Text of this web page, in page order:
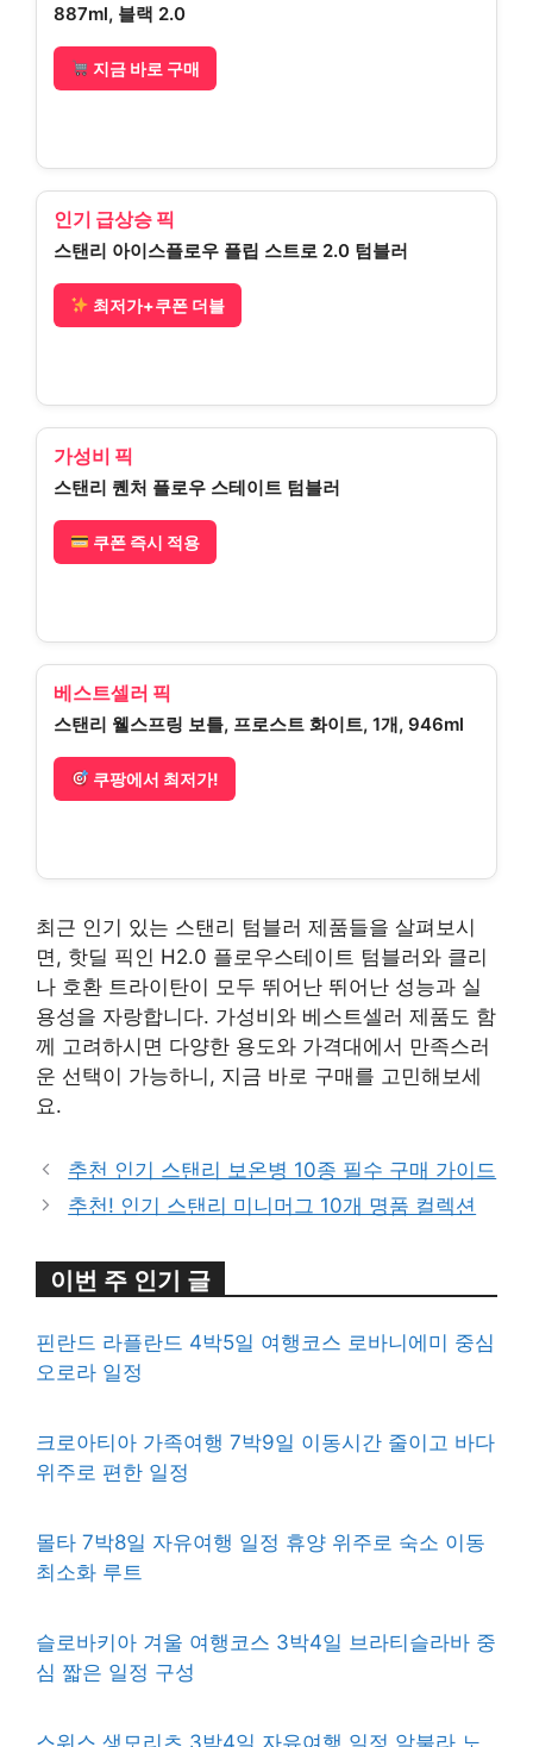
887ml, 블랙 2.0
지금 바로 구매
인기 급상승 픽
스탠리 아이스플로우 플립 스트로 2.0 텀블러
최저가+쿠폰 더블
가성비 픽
스탠리 퀜처 플로우 스테이트 텀블러
쿠폰 즉시 적용
베스트셀러 픽
스탠리 웰스프링 보틀, 프로스트 화이트, 1개, 946ml
쿠팡에서 최저가!
최근 인기 있는 스탠리 텀블러 제품들을 살펴보시
면, 핫딜 픽인 H2.0 플로우스테이트 텀블러와 클리
나 호환 트라이탄이 모두 뛰어난 뛰어난 성능과 실
용성을 자랑합니다. 가성비와 베스트셀러 제품도 함
께 고려하시면 다양한 용도와 가격대에서 만족스러
운 선택이 가능하니, 지금 바로 구매를 고민해보세
요.
추천 인기 스탠리 보온병 10종 필수 구매 가이드
추천! 인기 스탠리 미니머그 10개 명품 컬렉션
이번 주 인기 글
핀란드 라플란드 4박5일 여행코스 로바니에미 중심
오로라 일정
크로아티아 가족여행 7박9일 이동시간 줄이고 바다
위주로 편한 일정
몰타 7박8일 자유여행 일정 휴양 위주로 숙소 이동
최소화 루트
슬로바키아 겨울 여행코스 3박4일 브라티슬라바 중
심 짧은 일정 구성
스위스 생모리츠 3박4일 자유여행 일정 알불라 노